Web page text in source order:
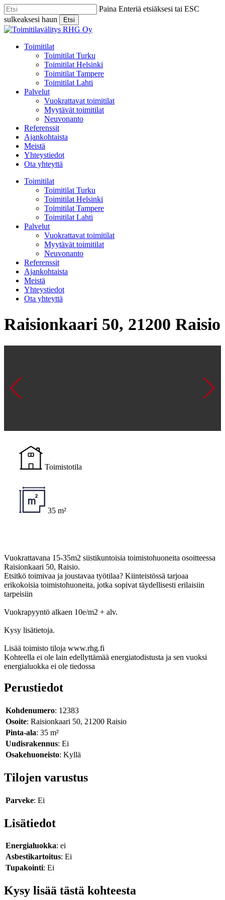
Skip
to
main
content
Paina Enteriä etsiäksesi tai ESC
sulkeaksesi haun
Etsi
Close
Menu
Toimitilat
Toimitilat Turku
Toimitilat Helsinki
Toimitilat Tampere
Toimitilat Lahti
Palvelut
Vuokrattavat toimitilat
Myytävät toimitilat
Neuvonanto
Referenssit
Ajankohtaista
Meistä
Yhteystiedot
Ota yhteyttä
Toimitilat
Toimitilat Turku
Toimitilat Helsinki
Toimitilat Tampere
Toimitilat Lahti
Palvelut
Vuokrattavat toimitilat
Myytävät toimitilat
Neuvonanto
Referenssit
Ajankohtaista
Meistä
Yhteystiedot
Ota yhteyttä
Raisionkaari 50, 21200 Raisio
Toimistotila
35 m²
Vuokrattavana 15-35m2 siistikuntoisia toimistohuoneita osoitteessa
Raisionkaari 50, Raisio.
Etsitkö toimivaa ja joustavaa työtilaa? Kiinteistössä tarjoaa
erikokoisia toimistohuoneita, jotka sopivat täydellisesti erilaisiin
tarpeisiin
Vuokrapyyntö alkaen 10e/m2 + alv.
Kysy lisätietoja.
Lisää toimisto tiloja www.rhg.fi
Kohteella ei ole lain edellyttämää energiatodistusta ja sen vuoksi
energialuokka ei ole tiedossa
Perustiedot
Kohdenumero: 12383
Osoite: Raisionkaari 50, 21200 Raisio
Pinta-ala: 35 m²
Uudisrakennus: Ei
Osakehuoneisto: Kyllä
Tilojen varustus
Parveke: Ei
Lisätiedot
Energialuokka: ei
Asbestikartoitus: Ei
Tupakointi: Ei
Kysy lisää tästä kohteesta